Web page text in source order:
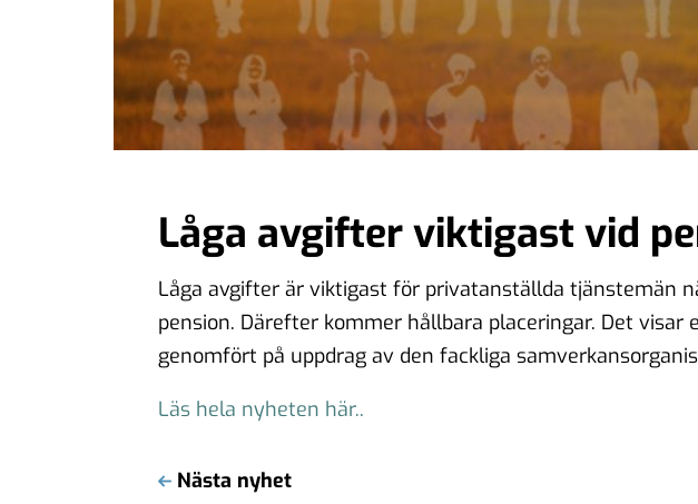
Låga avgifter viktigast vid
Låga avgifter är viktigast för privatanställda tjänstemän
pension. Därefter kommer hållbara placeringar. Det visar
genomfört på uppdrag av den fackliga
Läs hela nyheten här..
Nästa nyhet